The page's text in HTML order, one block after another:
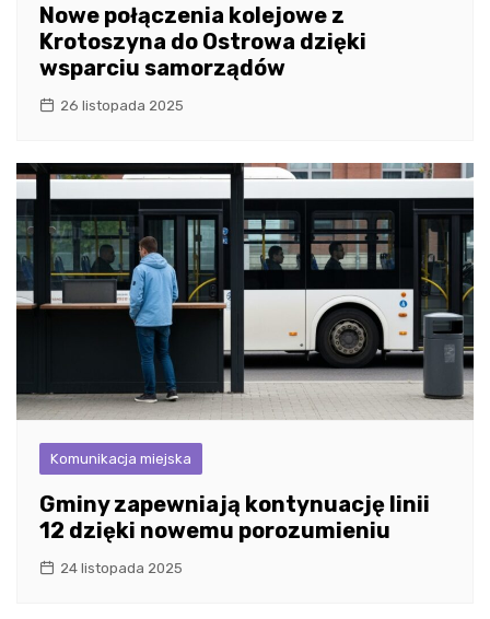
Nowe połączenia kolejowe z
Krotoszyna do Ostrowa dzięki
wsparciu samorządów
26 listopada 2025
Komunikacja miejska
Gminy zapewniają kontynuację linii
12 dzięki nowemu porozumieniu
24 listopada 2025